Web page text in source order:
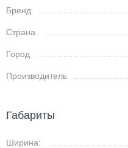
Бренд
Страна
Город
Производитель
Габариты
Ширина: